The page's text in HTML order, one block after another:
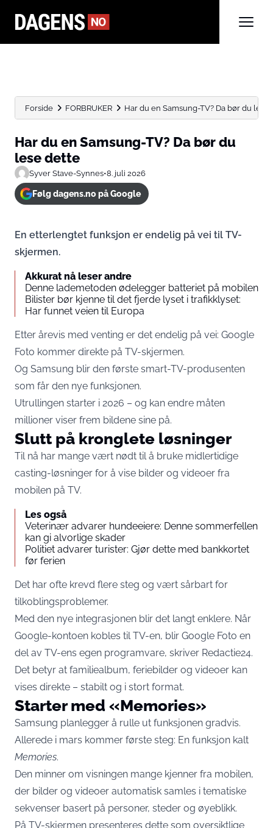
Forside FORBRUKER Har du en Samsung-TV? Da bør du lese
Har du en Samsung-TV? Da bør du
lese dette
Syver Stave-Synnes•8. juli 2026
Følg dagens.no på Google
En etterlengtet funksjon er endelig på vei til TV-
skjermen.
Akkurat nå leser andre
Denne lademetoden ødelegger batteriet på mobilen
Bilister bør kjenne til det fjerde lyset i trafikklyset:
Har funnet veien til Europa
Etter årevis med venting er det endelig på vei: Google
Foto kommer direkte på TV-skjermen.
Og Samsung blir den første smart-TV-produsenten
som får den nye funksjonen.
Utrullingen starter i 2026 – og kan endre måten
millioner viser frem bildene sine på.
Slutt på kronglete løsninger
Til nå har mange vært nødt til å bruke midlertidige
casting-løsninger for å vise bilder og videoer fra
mobilen på TV.
Les også
Veterinær advarer hundeeiere: Denne sommerfellen
kan gi alvorlige skader
Politiet advarer turister: Gjør dette med bankkortet
før ferien
Det har ofte krevd flere steg og vært sårbart for
tilkoblingsproblemer.
Med den nye integrasjonen blir det langt enklere. Når
Google-kontoen kobles til TV-en, blir Google Foto en
del av TV-ens egen programvare, skriver Redactie24.
Det betyr at familiealbum, feriebilder og videoer kan
vises direkte – stabilt og i stort format.
Starter med «Memories»
Samsung planlegger å rulle ut funksjonen gradvis.
Allerede i mars kommer første steg: En funksjon kalt
Memories.
Den minner om visningen mange kjenner fra mobilen,
der bilder og videoer automatisk samles i tematiske
sekvenser basert på personer, steder og øyeblikk.
På TV-skjermen presenteres dette som oversiktlige